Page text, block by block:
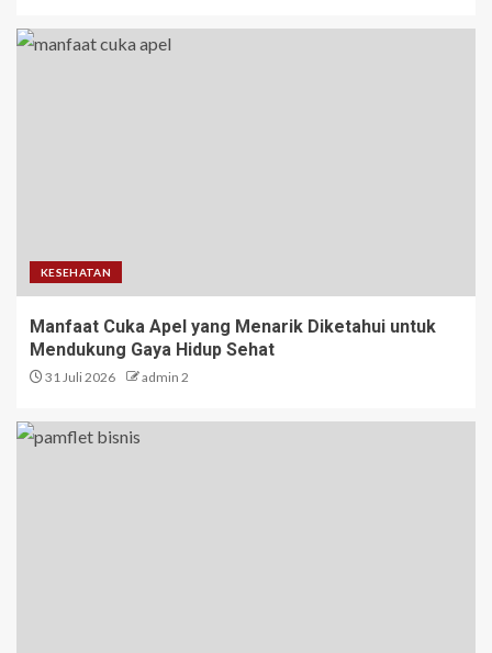
KESEHATAN
Manfaat Cuka Apel yang Menarik Diketahui untuk
Mendukung Gaya Hidup Sehat
31 Juli 2026 admin 2